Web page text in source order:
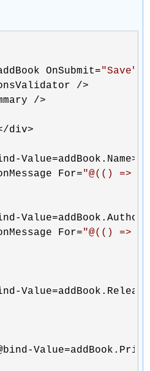
OnSubmit="Save"
/>
/>
div>
For=
"@(() =>
For=
"@(() =>